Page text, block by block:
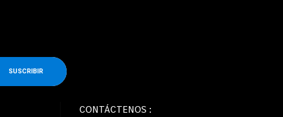
SUSCRIBIR
CONTÁCTENOS :